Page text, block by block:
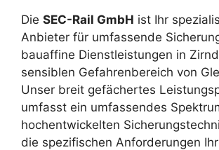
Die SEC-Rail GmbH ist Ihr
Anbieter für umfassende
bauaffine Dienstleistungen in
sensiblen Gefahrenbereich von
Unser breit gefächertes
umfasst ein umfassendes
hochentwickelten
die spezifischen Anforderungen